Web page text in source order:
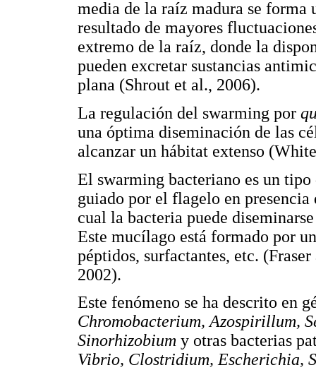
media de la raíz madura se
resultado de mayores
extremo de la raíz, donde la
pueden excretar sustancias
plana (Shrout et al., 2006).
La regulación del swarming por
una óptima diseminación de las
alcanzar un hábitat extenso
El swarming bacteriano es un
guiado por el flagelo en
cual la bacteria puede
Este mucílago está formado por
péptidos, surfactantes, etc.
2002).
Este fenómeno se ha descrito en
Chromobacterium, Azospirillum,
Sinorhizobium y otras bacterias
Vibrio, Clostridium, Escherichia,